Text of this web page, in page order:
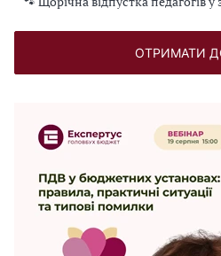
ОТРИМАТИ